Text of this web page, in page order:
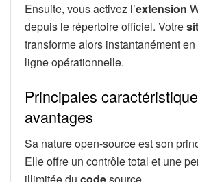
Ensuite, vous activez l’extension
depuis le répertoire officiel. Votre
transforme alors instantanément
ligne opérationnelle.
Principales
avantages
Sa nature open-source est son
Elle offre un contrôle total et une
illimitée du codesource.